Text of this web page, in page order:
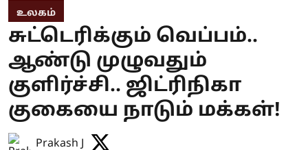
உலகம்
சுட்டெரிக்கும் வெப்பம்..
ஆண்டு முழுவதும்
குளிர்ச்சி.. ஜிட்ரிநிகா
குகையை நாடும் மக்கள்!
Prakash J